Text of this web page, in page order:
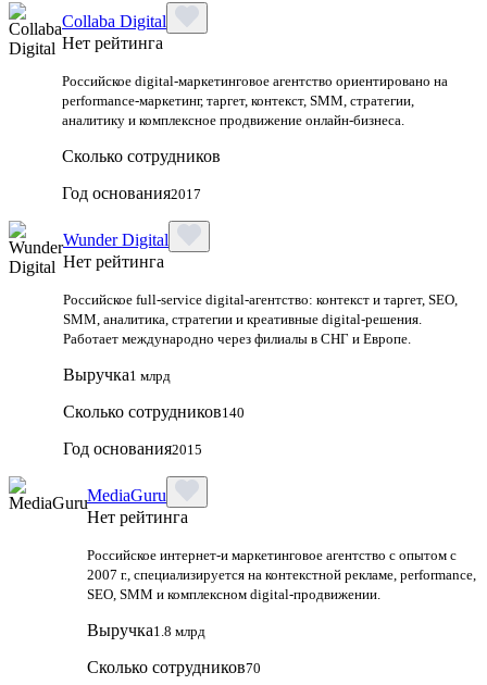
Collaba Digital
Нет рейтинга
Российское digital-маркетинговое агентство ориентировано на
performance-маркетинг, таргет, контекст, SMM, стратегии,
аналитику и комплексное продвижение онлайн-бизнеса.
Сколько сотрудников
Год основания2017
Wunder Digital
Нет рейтинга
Российское full-service digital-агентство: контекст и таргет, SEO,
SMM, аналитика, стратегии и креативные digital-решения.
Работает международно через филиалы в СНГ и Европе.
Выручка1 млрд
Сколько сотрудников140
Год основания2015
MediaGuru
Нет рейтинга
Российское интернет-и маркетинговое агентство с опытом с
2007 г., специализируется на контекстной рекламе, performance,
SEO, SMM и комплексном digital-продвижении.
Выручка1.8 млрд
Сколько сотрудников70